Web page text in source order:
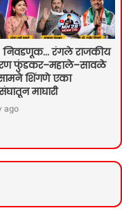
निवडणूक… रंगले राजकीय
फुंडकर–महाले–सावळे
शिंगणे एका
माघारी
ago